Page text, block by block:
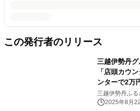
この発行者のリリース
三越伊勢丹
「店頭カウ
ンターで2万
ゼント！
三越伊勢丹ふる
2025年8月